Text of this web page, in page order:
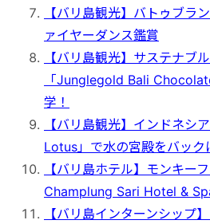
【バリ島観光】バトゥブラ
ァイヤーダンス鑑賞
【バリ島観光】サステナブ
「Junglegold Bali
学！
【バリ島観光】インドネシ
Lotus」で水の宮殿をバック
【バリ島ホテル】モンキー
Champlung Sari Hotel &
【バリ島インターンシップ